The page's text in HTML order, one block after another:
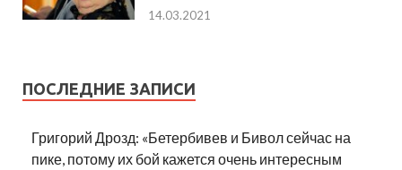
14.03.2021
ПОСЛЕДНИЕ ЗАПИСИ
Григорий Дрозд: «Бетербивев и Бивол сейчас на
пике, потому их бой кажется очень интересным